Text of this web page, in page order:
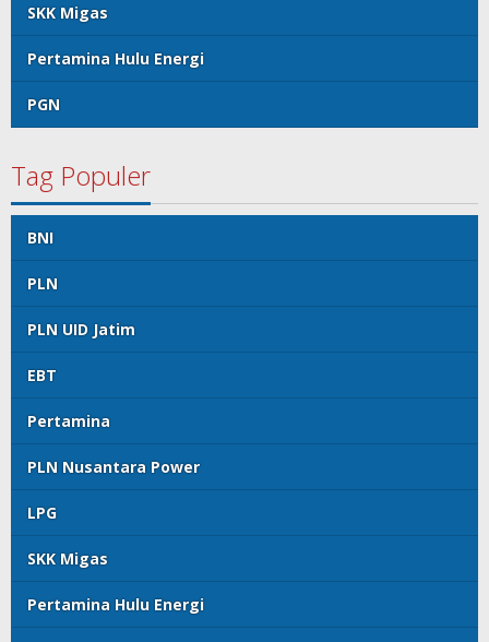
SKK Migas
Pertamina Hulu Energi
PGN
Tag Populer
BNI
PLN
PLN UID Jatim
EBT
Pertamina
PLN Nusantara Power
LPG
SKK Migas
Pertamina Hulu Energi